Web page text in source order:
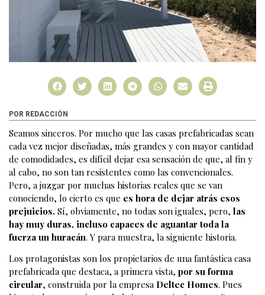
POR REDACCIÓN
Seamos sinceros. Por mucho que las casas prefabricadas sean
cada vez mejor diseñadas, más grandes y con mayor cantidad
de comodidades, es difícil dejar esa sensación de que, al fin y
al cabo, no son tan resistentes como las convencionales.
Pero, a juzgar por muchas historias reales que se van
conociendo, lo cierto es que es hora de dejar atrás esos
prejuicios. Sí, obviamente, no todas son iguales, pero, las
hay muy duras, incluso capaces de aguantar toda la
fuerza un huracán. Y para muestra, la siguiente historia.
Los protagonistas son los propietarios de una fantástica casa
prefabricada que destaca, a primera vista, por su forma
circular, construida por la empresa Deltec Homes. Pues